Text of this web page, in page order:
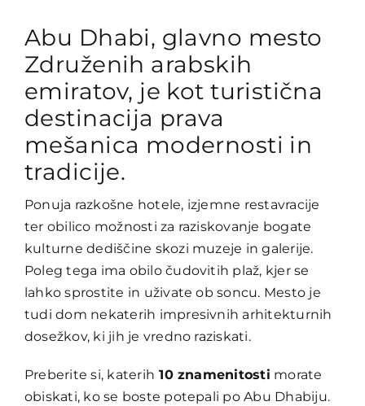
Abu Dhabi, glavno mesto
Združenih arabskih
emiratov, je kot turistična
destinacija prava
mešanica modernosti in
tradicije.
Ponuja razkošne hotele, izjemne restavracije
ter obilico možnosti za raziskovanje bogate
kulturne dediščine skozi muzeje in galerije.
Poleg tega ima obilo čudovitih plaž, kjer se
lahko sprostite in uživate ob soncu. Mesto je
tudi dom nekaterih impresivnih arhitekturnih
dosežkov, ki jih je vredno raziskati.
Preberite si, katerih 10 znamenitosti morate
obiskati, ko se boste potepali po Abu Dhabiju.